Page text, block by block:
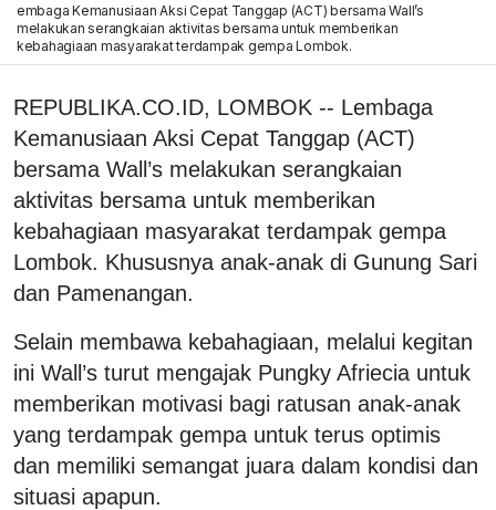
embaga Kemanusiaan Aksi Cepat Tanggap (ACT) bersama Wall’s
melakukan serangkaian aktivitas bersama untuk memberikan
kebahagiaan masyarakat terdampak gempa Lombok.
REPUBLIKA.CO.ID, LOMBOK -- Lembaga
Kemanusiaan Aksi Cepat Tanggap (ACT)
bersama Wall’s melakukan serangkaian
aktivitas bersama untuk memberikan
kebahagiaan masyarakat terdampak gempa
Lombok. Khususnya anak-anak di Gunung Sari
dan Pamenangan.
Selain membawa kebahagiaan, melalui kegitan
ini Wall’s turut mengajak Pungky Afriecia untuk
memberikan motivasi bagi ratusan anak-anak
yang terdampak gempa untuk terus optimis
dan memiliki semangat juara dalam kondisi dan
situasi apapun.